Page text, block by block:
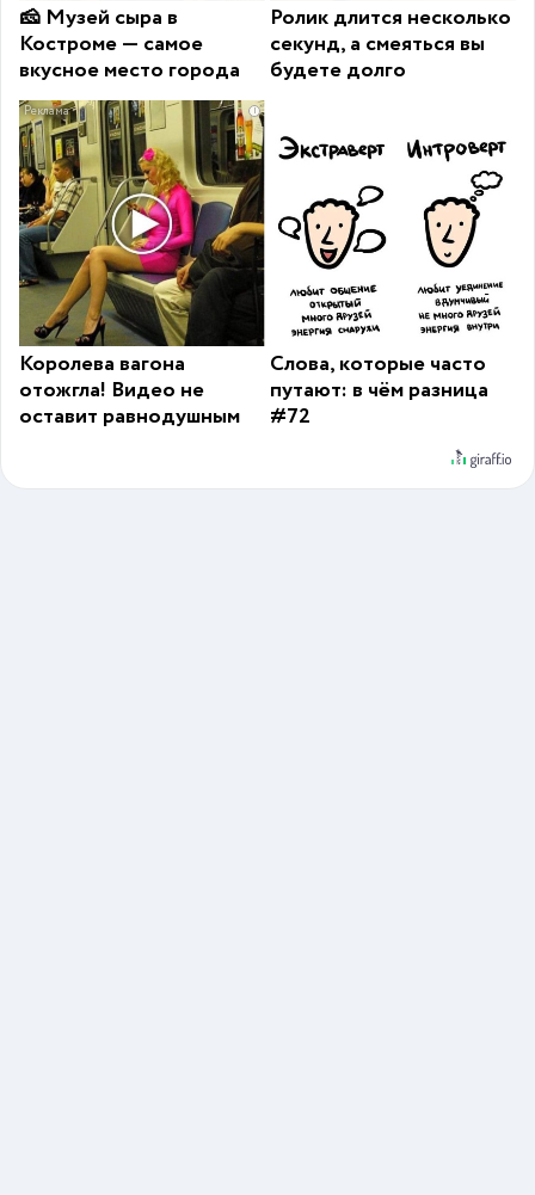
🧀 Музей сыра в
Костроме — самое
вкусное место города
Ролик длится несколько
секунд, а смеяться вы
будете долго
i
Королева вагона
отожгла! Видео не
оставит равнодушным
Слова, которые часто
путают: в чём разница
#72